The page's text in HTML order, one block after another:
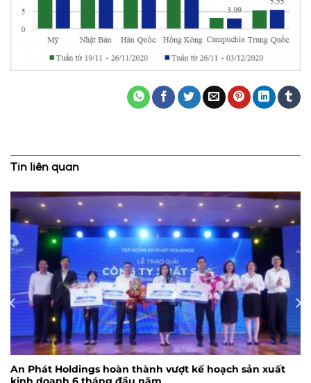
Tin liên quan
An Phát Holdings hoàn thành vượt kế hoạch sản xuất